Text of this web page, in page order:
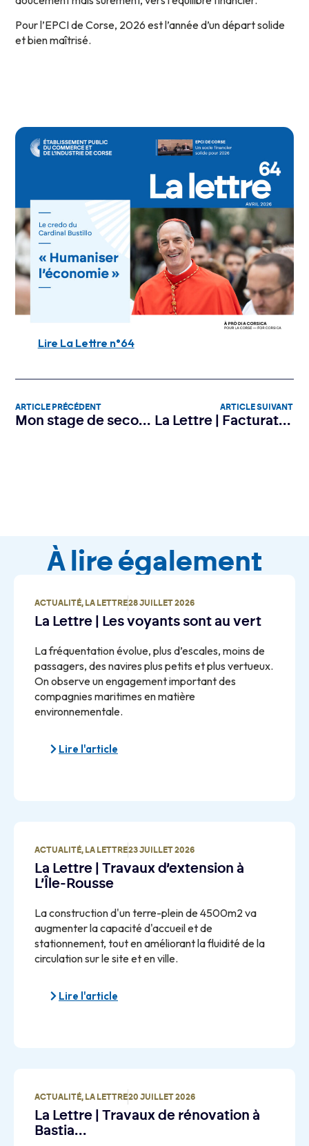
Pour l’EPCI de Corse, 2026 est l’année d’un départ solide
et bien maîtrisé.
Lire La Lettre n°64
ARTICLE PRÉCÉDENT
Mon stage de seconde : ouvrez vos portes aux talents de demain (15–26 juin 2026)
ARTICLE SUIVANT
La Lettre | Facturation électronique : le compte à rebours est déclenché
À lire également
ACTUALITÉ, LA LETTRE28 JUILLET 2026
La Lettre | Les voyants sont au vert
La fréquentation évolue, plus d’escales, moins de
passagers, des navires plus petits et plus vertueux.
On observe un engagement important des
compagnies maritimes en matière
environnementale.
Lire l'article
ACTUALITÉ, LA LETTRE23 JUILLET 2026
La Lettre | Travaux d’extension à
L’Île-Rousse
La construction d'un terre-plein de 4500m2 va
augmenter la capacité d'accueil et de
stationnement, tout en améliorant la fluidité de la
circulation sur le site et en ville.
Lire l'article
ACTUALITÉ, LA LETTRE20 JUILLET 2026
La Lettre | Travaux de rénovation à
Bastia…